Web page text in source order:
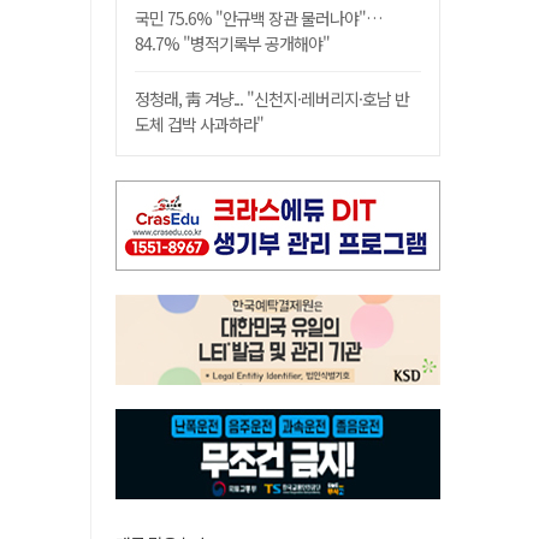
국민 75.6% "안규백 장관 물러나야"…
84.7% "병적기록부 공개해야"
정청래, 靑 겨냥... "신천지·레버리지·호남 반
도체 겁박 사과하라"